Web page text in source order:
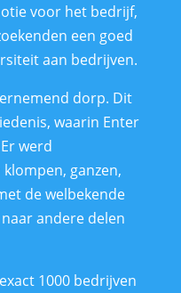
voor het bedrijf,
een goed
aan bedrijven.
dorp. Dit
waarin Enter
werd
ganzen,
de welbekende
andere delen
1000 bedrijven